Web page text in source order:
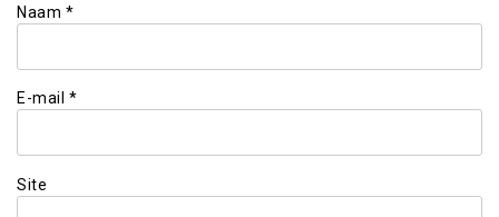
Naam *
E-mail *
Site